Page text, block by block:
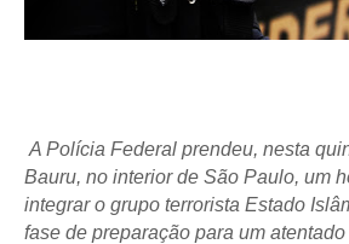
A Polícia Federal prendeu, nesta
Bauru, no interior de São Paulo, um
integrar o grupo terrorista Estado
fase de preparação para um